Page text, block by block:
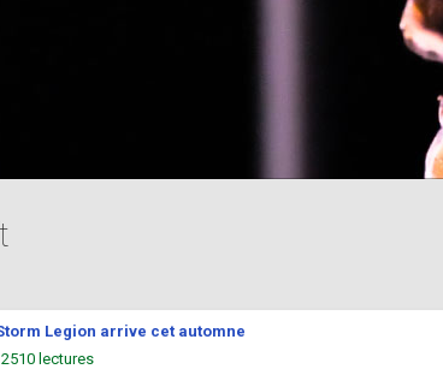
Legion arrive cet automne
2510 lectures